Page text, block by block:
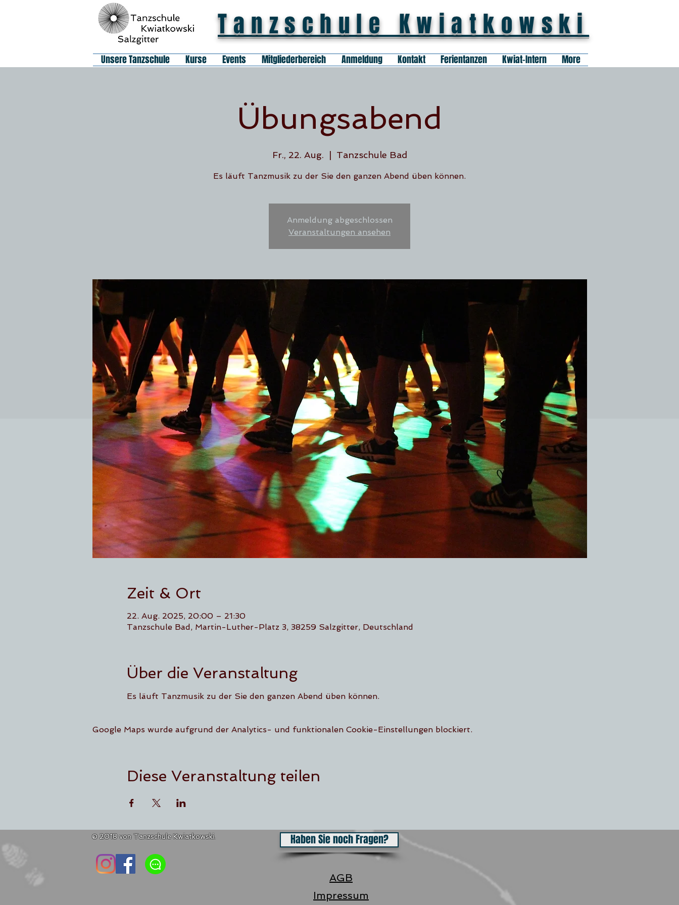
Tanzschule Kwiatkowski
Unsere Tanzschule Kurse Events Mitgliederbereich Anmeldung Kontakt Ferientanzen Kwiat-Intern More
Übungsabend
Fr., 22. Aug. Tanzschule Bad
Es läuft Tanzmusik zu der Sie den ganzen Abend üben können.
Anmeldung abgeschlossen
Veranstaltungen ansehen
Zeit & Ort
22. Aug. 2025, 20:00 – 21:30
Tanzschule Bad, Martin-Luther-Platz 3, 38259 Salzgitter, Deutschland
Über die Veranstaltung
Es läuft Tanzmusik zu der Sie den ganzen Abend üben können.
Google Maps wurde aufgrund der Analytics- und funktionalen Cookie-Einstellungen blockiert.
Diese Veranstaltung teilen
© 2018 von Tanzschule Kwiatkowski. Haben Sie noch Fragen?
AGB
Impressum